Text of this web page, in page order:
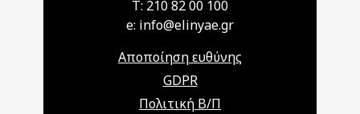
T: 210 82 00 100
e: info@elinyae.gr
Αποποίηση ευθύνης
GDPR
Πολιτική Β/Π